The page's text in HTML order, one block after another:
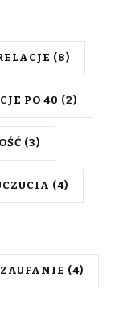
(8)
PO 40 (2)
(3)
(4)
ZAUFANIE (4)